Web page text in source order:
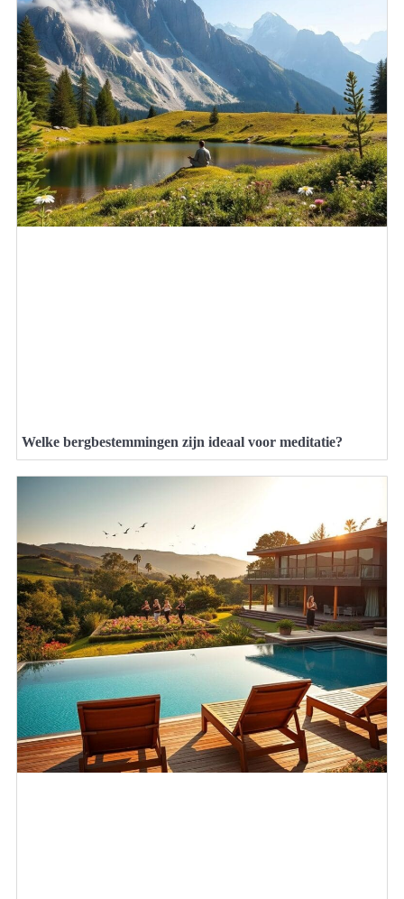
Welke bergbestemmingen zijn ideaal voor meditatie?